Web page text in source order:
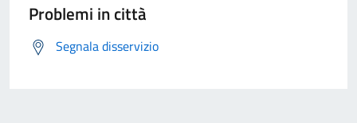
Problemi in città
Segnala disservizio